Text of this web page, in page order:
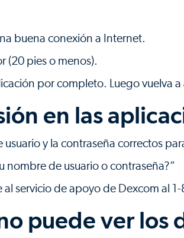
buena conexión a Internet.
(20 pies o menos).
por completo. Luego vuelva a
en las
y la contraseña correctos
nombre de usuario o contraseña?”
al servicio de apoyo de Dexcom al
puede ver los